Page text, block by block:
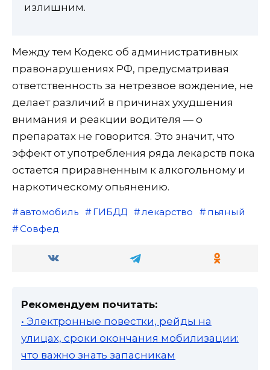
излишним.
Между тем Кодекс об административных
правонарушениях РФ, предусматривая
ответственность за нетрезвое вождение, не
делает различий в причинах ухудшения
внимания и реакции водителя — о
препаратах не говорится. Это значит, что
эффект от употребления ряда лекарств пока
остается приравненным к алкогольному и
наркотическому опьянению.
автомобиль ГИБДД лекарство
пьяный
Совфед
Рекомендуем почитать:
• Электронные повестки, рейды на
улицах, сроки окончания мобилизации:
что важно знать запасникам